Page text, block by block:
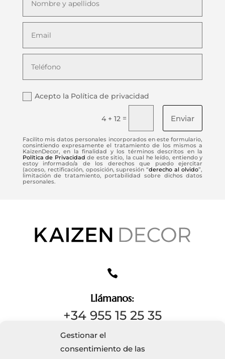
Gestionar el
consentimiento de las
Acepto la Política de privacidad
4 + 12 = Enviar
Facilito mis datos personales incorporados en este formulario,
consintiendo expresamente el tratamiento de los mismos a
KaizenDecor, en la finalidad y los términos descritos en la
Política de Privacidad de este sitio, la cual he leído, entiendo y
estoy informado/a de los derechos que puedo ejercitar
(acceso, rectificación, oposición, supresión “derecho al olvido”,
limitación de tratamiento, portabilidad sobre dichos datos
personales.

Llámanos:
+34 955 15 25 35
